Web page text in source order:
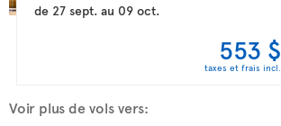
de 27 sept.au 09 oct.
553 $
taxes et frais incl.
Voir plus de vols vers: